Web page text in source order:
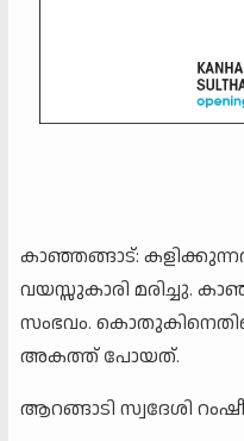
കാഞ്ഞങ്ങാട്:
വയസ്സുകാരി മരിച്ചു.
സംഭവം.
അകത്ത് പോയത്.
ആറങ്ങാടി സ്വദേശി